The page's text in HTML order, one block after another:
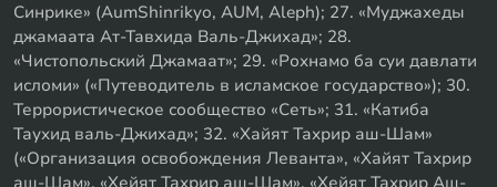
Синрике» (AumShinrikyo, AUM, Aleph); 27. «Муджахеды
джамаата Ат-Тавхида Валь-Джихад»; 28.
«Чистопольский Джамаат»; 29. «Рохнамо ба суи давлати
исломи» («Путеводитель в исламское государство»); 30.
Террористическое сообщество «Сеть»; 31. «Катиба
Таухид валь-Джихад»; 32. «Хайят Тахрир аш-Шам»
(«Организация освобождения Леванта», «Хайят Тахрир
аш-Шам», «Хейят Тахрир аш-Шам», «Хейят Тахрир Аш-